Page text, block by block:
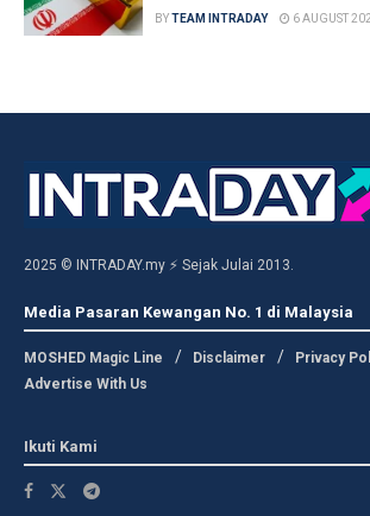
BYTEAM INTRADAY 6 AUGUST
2025 © INTRADAY.my ⚡ Sejak Julai 2013.
Media Pasaran Kewangan No. 1 di Malaysia
MOSHED Magic Line Disclaimer
Privacy
Advertise With Us
Ikuti Kami